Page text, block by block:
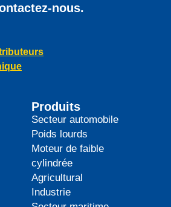
nous.
Produits
Secteur automobile
Poids lourds
Moteur de faible
cylindrée
Agricultural
Industrie